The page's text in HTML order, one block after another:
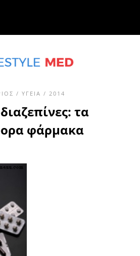
/ ΥΓΕΊΑ / 2014
τα
φάρμακα